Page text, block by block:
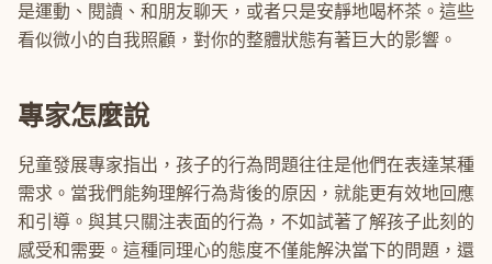
是運動、閱讀、和朋友聊天，或者只是安靜地喝杯茶。這些
看似微小的自我照顧，對你的整體狀態有著巨大的影響。
專家怎麼說
兒童發展專家指出，孩子的行為問題往往是他們在表達某種
需求。當我們能夠理解行為背後的原因，就能更有效地回應
和引導。與其只關注表面的行為，不如試著了解孩子此刻的
感受和需要。這種同理心的態度不僅能解決當下的問題，還